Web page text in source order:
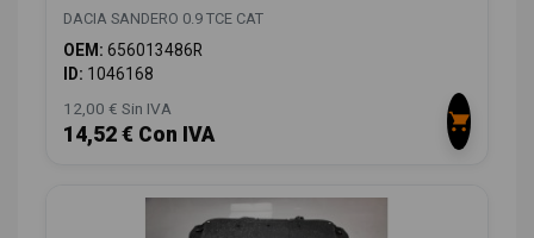
DACIA SANDERO 0.9 TCE CAT
OEM: 656013486R
ID: 1046168
12,00 € Sin IVA
14,52 € Con IVA